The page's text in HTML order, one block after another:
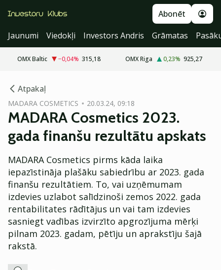
Abonēt
Jaunumi
Viedokļi Investors Andris Grāmatas
OMX Baltic −0,04% 315,18 OMX Riga 0,23% 925,27
Atpakaļ
MADARA COSMETICS 20.03.24, 09:18
MADARA Cosmetics 2023.
gada finanšu rezultātu apskats
MADARA Cosmetics pirms kāda laika
iepazīstināja plašāku sabiedrību ar 2023. gada
finanšu rezultātiem. To, vai uzņēmumam
izdevies uzlabot salīdzinoši zemos 2022. gada
rentabilitates rādītājus un vai tam izdevies
sasniegt vadības izvirzīto apgrozījuma mērķi
pilnam 2023. gadam, pētīju un aprakstīju šajā
rakstā.